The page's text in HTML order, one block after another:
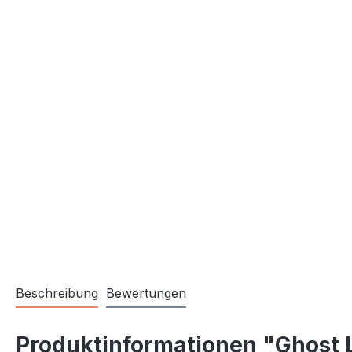
Beschreibung Bewertungen
Produktinformationen "Ghost